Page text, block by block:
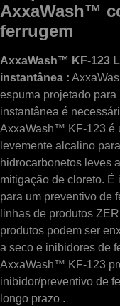
AxxaWash™
ferrugem
AxxaWash™ KF-123
instantânea :
espuma projetado
instantânea é
AxxaWash™ KF-123 é
levemente alcalino
hidrocarbonetos leves
mitigação de cloreto.
para um preventivo de
linhas de produtos
produtos podem ser
a seco e inibidores de
AxxaWash™ KF-123
inibidor/preventivo de
longo prazo .